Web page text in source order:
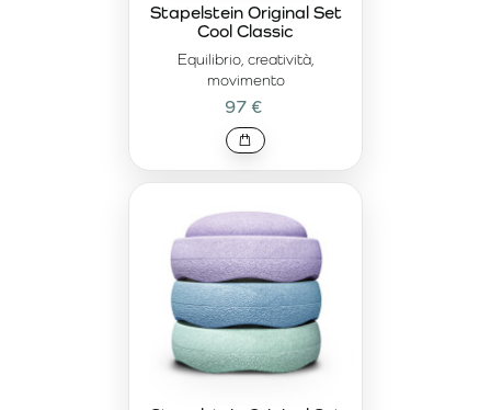
Equilibrio, creatività,
movimento
Stapelstein Original Set
Cool Classic
97 €